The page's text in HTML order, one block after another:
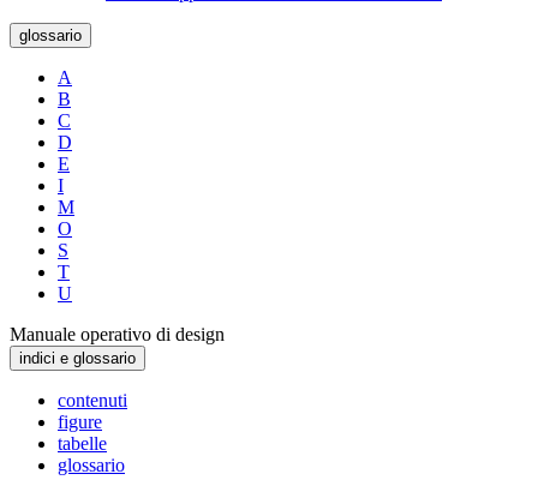
glossario
A
B
C
D
E
I
M
O
S
T
U
Manuale operativo di design
indici e glossario
contenuti
figure
tabelle
glossario